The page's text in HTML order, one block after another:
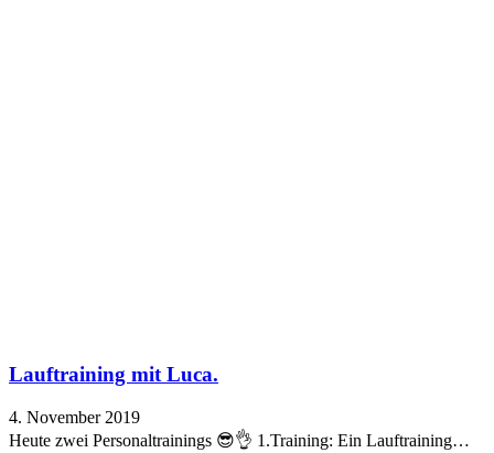
Lauftraining mit Luca.
4. November 2019
Heute zwei Personaltrainings 😎👌 1.Training: Ein Lauftraining…